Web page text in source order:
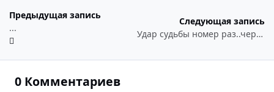
Предыдущая запись
...
Следующая запись
Удар судьбы номер раз..через раз..и еще туды два раз..
0 Комментариев